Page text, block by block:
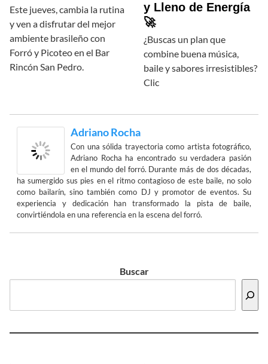
Este jueves, cambia la rutina
y ven a disfrutar del mejor
ambiente brasileño con
Forró y Picoteo en el Bar
Rincón San Pedro.
y Lleno de Energía
🚀
¿Buscas un plan que
combine buena música,
baile y sabores irresistibles?
Clic
Adriano Rocha
Con una sólida trayectoria como artista fotográfico,
Adriano Rocha ha encontrado su verdadera pasión
en el mundo del forró. Durante más de dos décadas,
ha sumergido sus pies en el ritmo contagioso de este baile, no solo
como bailarín, sino también como DJ y promotor de eventos. Su
experiencia y dedicación han transformado la pista de baile,
convirtiéndola en una referencia en la escena del forró.
Buscar